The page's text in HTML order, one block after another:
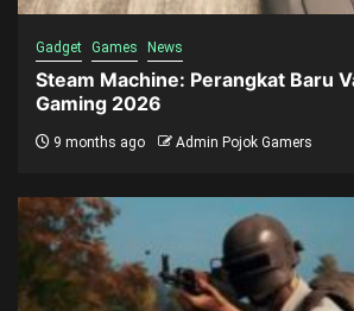
Gadget Games News
Steam Machine: Perangkat Baru
Gaming 2026
9 months ago Admin Pojok Gamers